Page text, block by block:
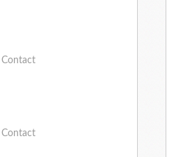
Contact
Contact